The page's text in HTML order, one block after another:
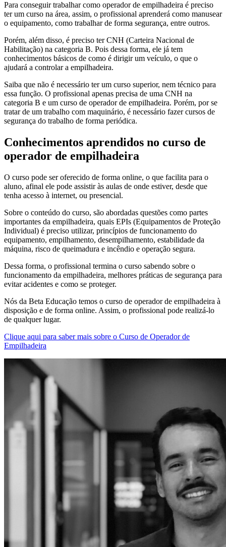
Para conseguir trabalhar como operador de empilhadeira é preciso
ter um curso na área, assim, o profissional aprenderá como manusear
o equipamento, como trabalhar de forma segurança, entre outros.
Porém, além disso, é preciso ter CNH (Carteira Nacional de
Habilitação) na categoria B. Pois dessa forma, ele já tem
conhecimentos básicos de como é dirigir um veículo, o que o
ajudará a controlar a empilhadeira.
Saiba que não é necessário ter um curso superior, nem técnico para
essa função. O profissional apenas precisa de uma CNH na
categoria B e um curso de operador de empilhadeira. Porém, por se
tratar de um trabalho com maquinário, é necessário fazer cursos de
segurança do trabalho de forma periódica.
Conhecimentos aprendidos no curso de
operador de empilhadeira
O curso pode ser oferecido de forma online, o que facilita para o
aluno, afinal ele pode assistir às aulas de onde estiver, desde que
tenha acesso à internet, ou presencial.
Sobre o conteúdo do curso, são abordadas questões como partes
importantes da empilhadeira, quais EPIs (Equipamentos de Proteção
Individual) é preciso utilizar, princípios de funcionamento do
equipamento, empilhamento, desempilhamento, estabilidade da
máquina, risco de queimadura e incêndio e operação segura.
Dessa forma, o profissional termina o curso sabendo sobre o
funcionamento da empilhadeira, melhores práticas de segurança para
evitar acidentes e como se proteger.
Nós da Beta Educação temos o curso de operador de empilhadeira à
disposição e de forma online. Assim, o profissional pode realizá-lo
de qualquer lugar.
Clique aqui para saber mais sobre o Curso de Operador de
Empilhadeira